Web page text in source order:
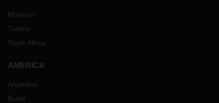
Morocco
Tunisia
South Africa
AMERICA
Argentina
Brazil